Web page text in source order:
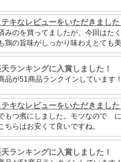
テキなレビューをいただきました
みのを買ってましたが、今回はた
鶏の旨味がしっかり味わえとても
ランキングに入賞しました！
品が51商品ランクインしています！
テキなレビューをいただきました
もつ煮にしました。モツなので
らはお安くて良いですね。
ランキングに入賞しました！